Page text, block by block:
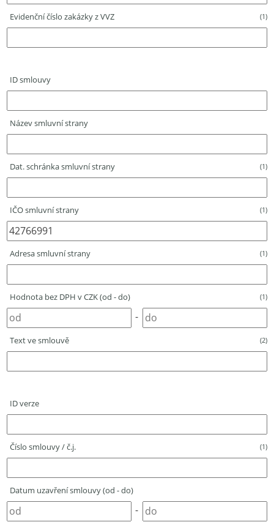
Evidenční číslo zakázky z VVZ (1)
ID smlouvy
Název smluvní strany
Dat. schránka smluvní strany (1)
IČO smluvní strany (1)
Adresa smluvní strany (1)
Hodnota bez DPH v CZK (od - do) (1)
-
Text ve smlouvě (2)
ID verze
Číslo smlouvy / č.j. (1)
Datum uzavření smlouvy (od - do)
-